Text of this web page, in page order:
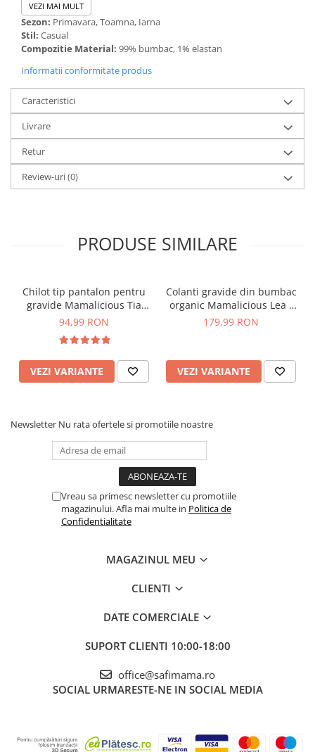
Zoa. Se potrivesc perfect sub burtică
și îți oferă flexibilitate maximă pe toată
perioada sarcinii datorită croiului
prevăzut cu elastic în zona taliei. Vor
trăind zi de zi, datorita confortului
oferit de croiul lejer pe picior.
Asortează-i la pantofi cu toc înalt,
cizme sau teniși pentru o seară
minunată în oraș cu cei dragi.
Dacă nu ești sigură de modelul de
corect blugii pentru gravide.
VEZI MAI MULT
Sezon: Primavara, Toamna, Iarna
Stil: Casual
Compozitie Material: 99% bumbac, 1% elastan
Informatii conformitate produs
Caracteristici
Livrare
Retur
Review-uri(0)
PRODUSE SIMILARE
Chilot tip pantalon pentru
gravide Mamalicious Tia
crem
94,99 RON
VEZI VARIANTE
Colanti gravide din bumbac
organic Mamalicious Lea -
set 2 bucati
179,99 RON
VEZI VARIANTE
Newsletter Nu rata ofertele si promotiile noastre
Vreau sa primesc newsletter cu promotiile
magazinului. Afla mai multe in Politica de
Confidentialitate
MAGAZINUL MEU
CLIENTI
DATE COMERCIALE
SUPORT CLIENTI 10:00-18:00
office@safimama.ro
SOCIAL URMARESTE-NE IN SOCIAL MEDIA